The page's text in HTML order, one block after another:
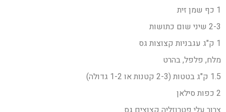
1 כף שמן זית
2-3 שיני שום כתושות
1 ק"ג עגבניות קצוצות גס
מלח, פלפל, בהרט
1.5 ק"ג בטטות (2-3 קטנות או 1-2 גדולה)
2 כפות סילאן